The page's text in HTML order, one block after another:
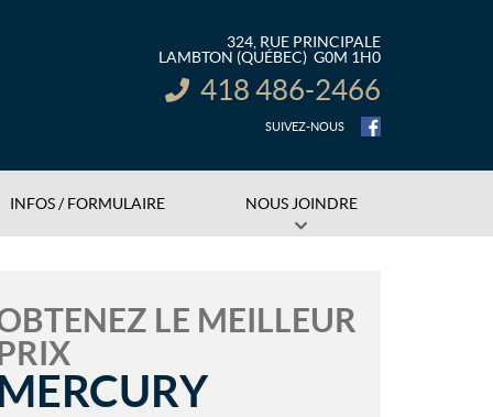
324, RUE PRINCIPALE
LAMBTON (QUÉBEC) G0M 1H0
INFORMATION :
418 486-2466
SUIVEZ-NOUS
INFOS / FORMULAIRE NOUS JOINDRE
LE MEILLEUR
MERCURY